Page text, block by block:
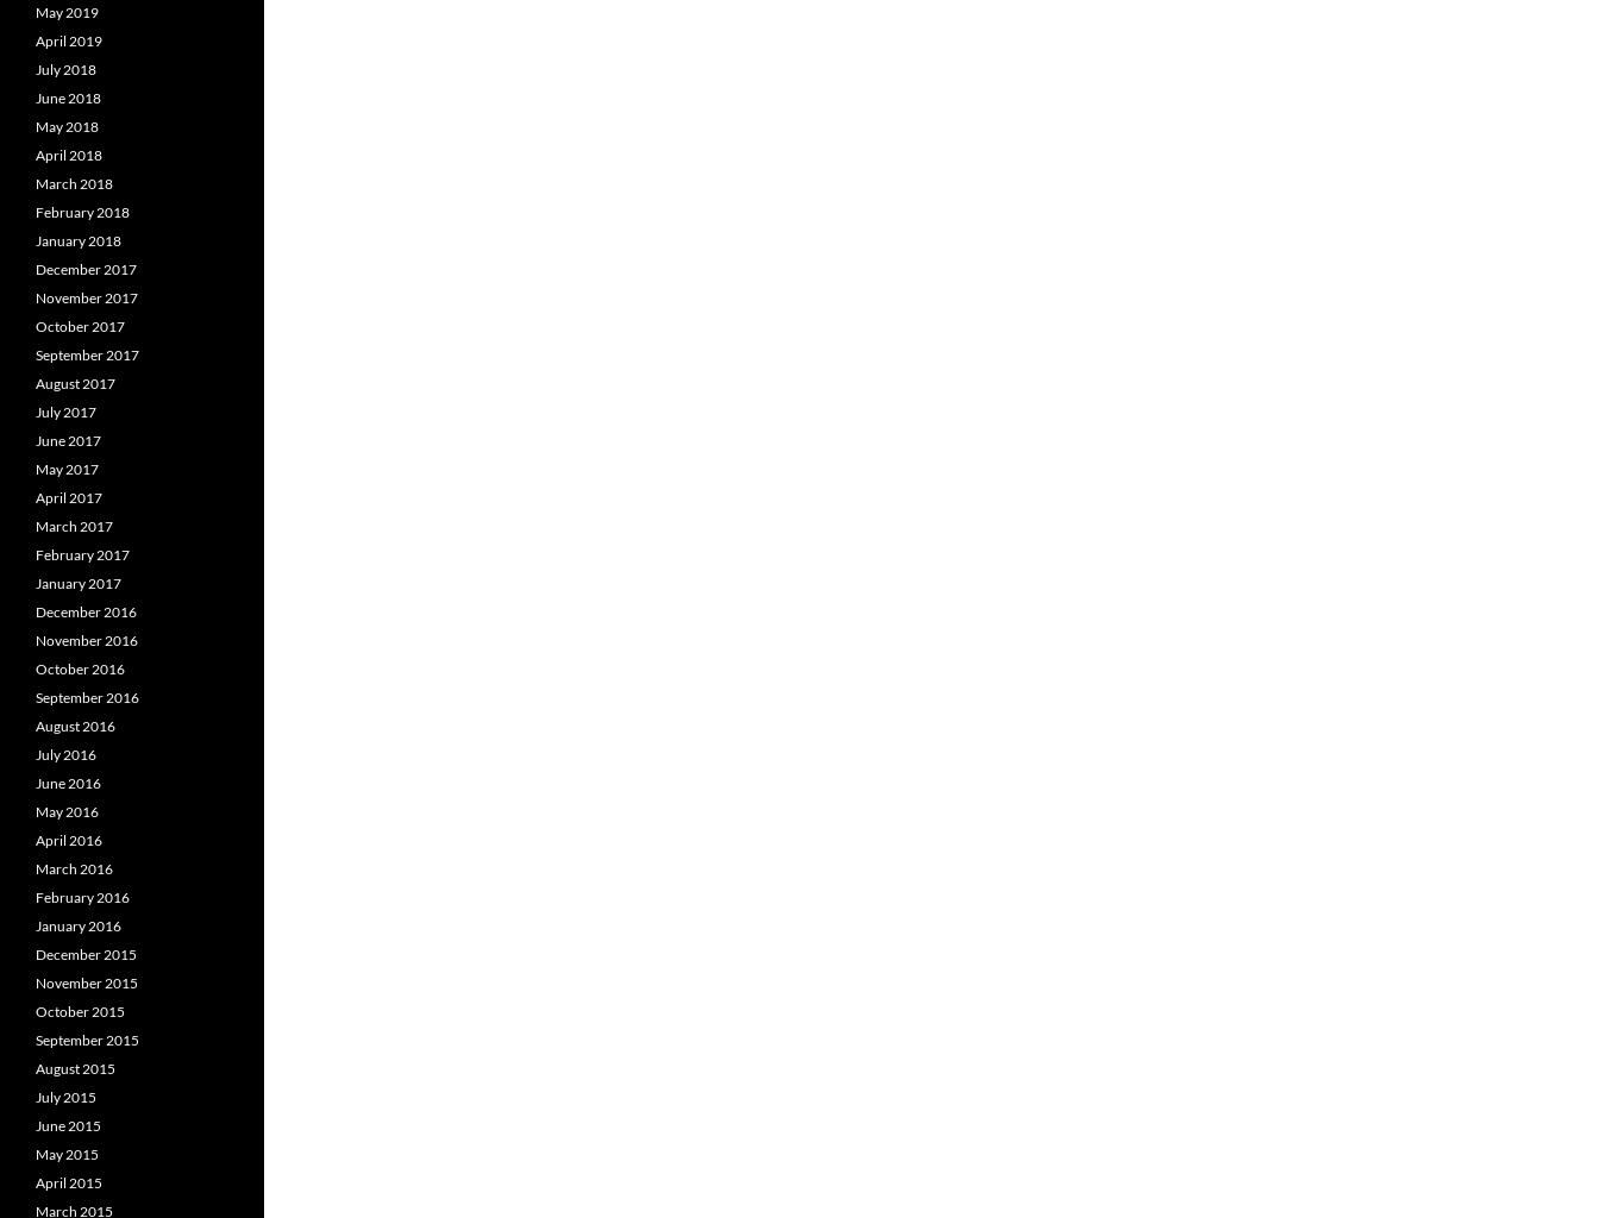
May 2019
April 2019
July 2018
June 2018
May 2018
April 2018
March 2018
February 2018
January 2018
December 2017
November 2017
October 2017
September 2017
August 2017
July 2017
June 2017
May 2017
April 2017
March 2017
February 2017
January 2017
December 2016
November 2016
October 2016
September 2016
August 2016
July 2016
June 2016
May 2016
April 2016
March 2016
February 2016
January 2016
December 2015
November 2015
October 2015
September 2015
August 2015
July 2015
June 2015
May 2015
April 2015
March 2015